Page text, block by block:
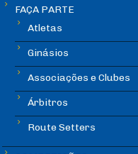
FAÇA PARTE
Atletas
Ginásios
Associações e Clubes
Árbitros
Route Setters